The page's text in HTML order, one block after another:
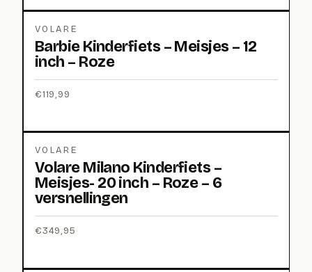
VOLARE
Barbie Kinderfiets – Meisjes – 12
inch – Roze
€119,99
VOLARE
Volare Milano Kinderfiets –
Meisjes- 20 inch – Roze – 6
versnellingen
€349,95